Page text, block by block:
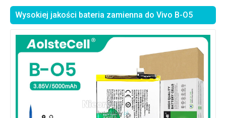
Wysokiej jakości bateria zamienna do Vivo B-O5